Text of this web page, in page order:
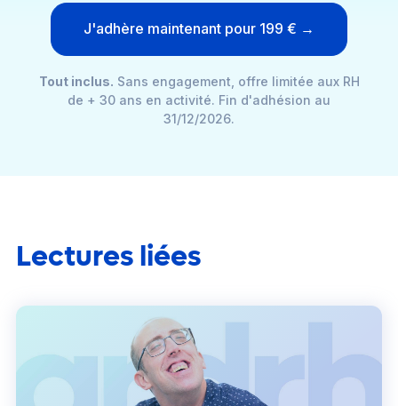
J'adhère maintenant pour 199 € →
Tout inclus. Sans engagement, offre limitée aux RH
de + 30 ans en activité. Fin d'adhésion au
31/12/2026.
Lectures liées